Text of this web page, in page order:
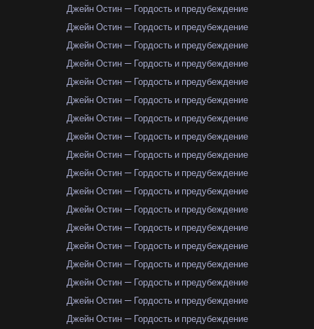
Джейн Остин — Гордость и предубеждение
Джейн Остин — Гордость и предубеждение
Джейн Остин — Гордость и предубеждение
Джейн Остин — Гордость и предубеждение
Джейн Остин — Гордость и предубеждение
Джейн Остин — Гордость и предубеждение
Джейн Остин — Гордость и предубеждение
Джейн Остин — Гордость и предубеждение
Джейн Остин — Гордость и предубеждение
Джейн Остин — Гордость и предубеждение
Джейн Остин — Гордость и предубеждение
Джейн Остин — Гордость и предубеждение
Джейн Остин — Гордость и предубеждение
Джейн Остин — Гордость и предубеждение
Джейн Остин — Гордость и предубеждение
Джейн Остин — Гордость и предубеждение
Джейн Остин — Гордость и предубеждение
Джейн Остин — Гордость и предубеждение